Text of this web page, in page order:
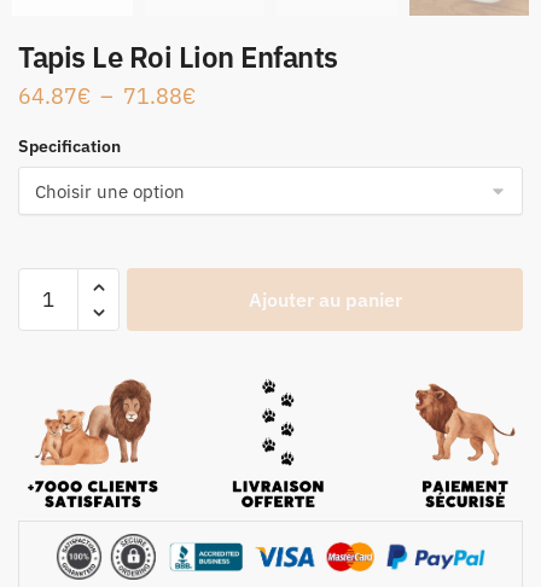
Tapis Le Roi Lion Enfants
64.87€ – 71.88€
Specification
Ajouter au panier